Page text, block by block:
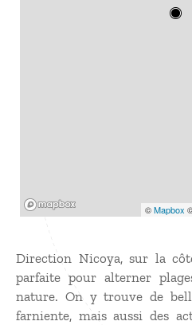
©Mapbox
Direction Nicoya, sur la
parfaite pour alterner
nature. On y trouve de
farniente, mais aussi des